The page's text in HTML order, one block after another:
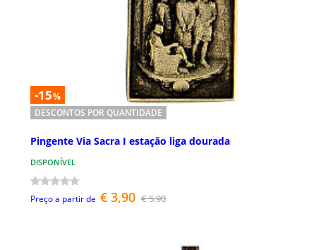
-15%
DESCONTOS POR QUANTIDADE
Pingente Via Sacra I estação liga dourada
DISPONÍVEL
Preço a partir de € 3,90 € 5,90